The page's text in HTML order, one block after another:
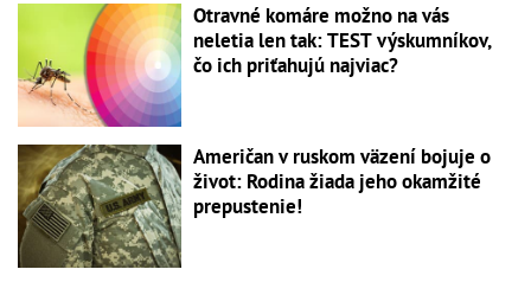
Otravné komáre možno na vás
neletia len tak: TEST výskumníkov,
čo ich priťahujú najviac?
Američan v ruskom väzení bojuje o
život: Rodina žiada jeho okamžité
prepustenie!